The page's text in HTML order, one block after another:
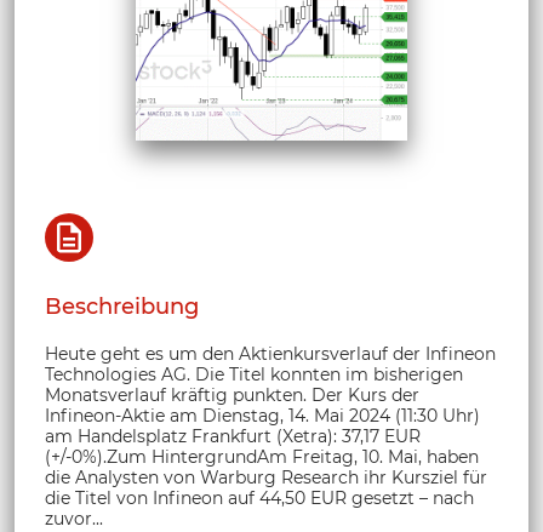
Beschreibung
Heute geht es um den Aktienkursverlauf der Infineon
Technologies AG. Die Titel konnten im bisherigen
Monatsverlauf kräftig punkten. Der Kurs der
Infineon-Aktie am Dienstag, 14. Mai 2024 (11:30 Uhr)
am Handelsplatz Frankfurt (Xetra): 37,17 EUR
(+/-0%).Zum HintergrundAm Freitag, 10. Mai, haben
die Analysten von Warburg Research ihr Kursziel für
die Titel von Infineon auf 44,50 EUR gesetzt – nach
zuvor...